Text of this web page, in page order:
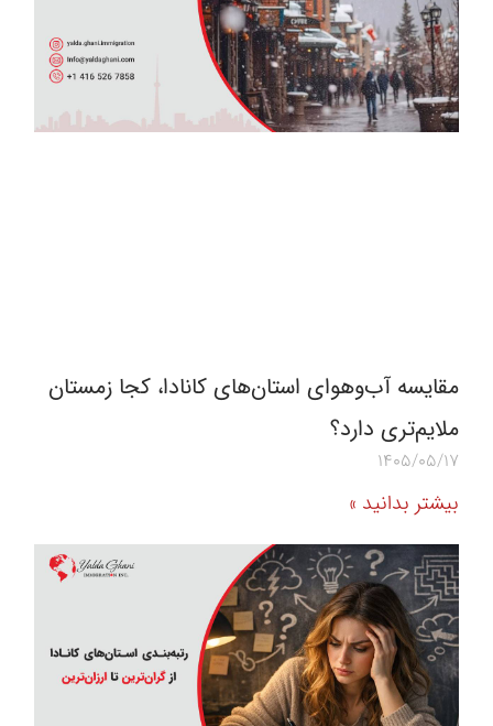
مقایسه آب‌و‌هوای استان‌های کانادا، کجا زمستان
ملایم‌تری دارد؟
1405/05/17
بیشتر بدانید »